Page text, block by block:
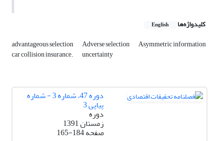
کلیدواژه‌ها English
advantageous selection Adverse selection Asymmetric information
car collision insurance. uncertainty
دوره 47، شماره 3 - شماره
پیاپی 3
دوره
زمستان 1391
صفحه165-184